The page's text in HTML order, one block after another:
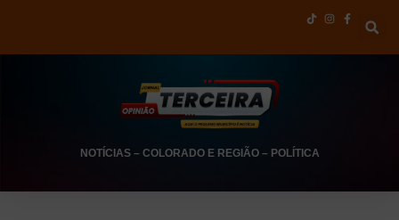
NOTÍCIAS– COLORADO E REGIÃO– POLÍTICA